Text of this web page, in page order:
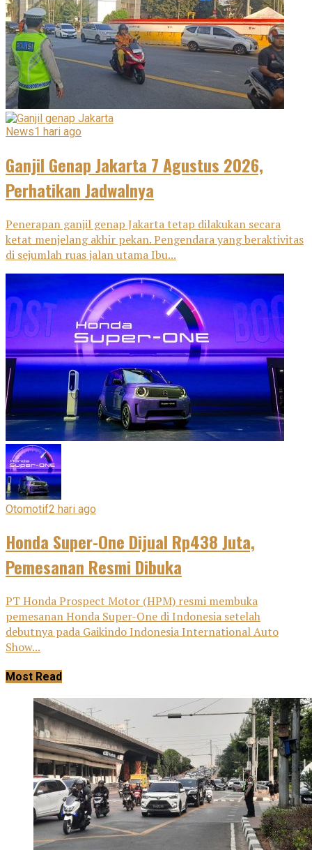
News1 hari ago
Ganjil Genap Jakarta 7 Agustus 2026,
Perhatikan Jadwalnya
Penerapan ganjil genap Jakarta tetap dilakukan secara
ketat menjelang akhir pekan. Pengendara yang beraktivitas
di sejumlah ruas jalan utama Ibu...
Otomotif2 hari ago
Honda Super-One Dijual Rp438 Juta,
Pemesanan Resmi Dibuka
PT Honda Prospect Motor (HPM) resmi membuka
pemesanan Honda Super-One di Indonesia setelah
debutnya pada Gaikindo Indonesia International Auto
Show...
Most Read